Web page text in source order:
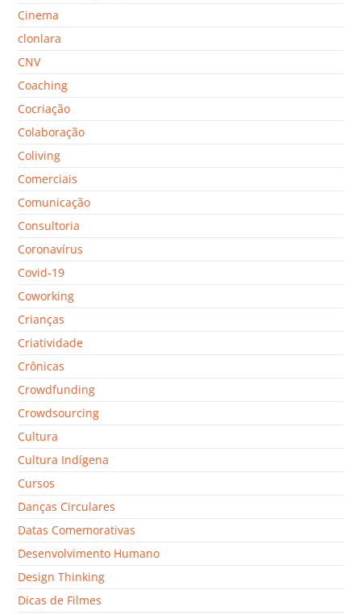
Cinema
clonlara
CNV
Coaching
Cocriação
Colaboração
Coliving
Comerciais
Comunicação
Consultoria
Coronavírus
Covid-19
Coworking
Crianças
Criatividade
Crônicas
Crowdfunding
Crowdsourcing
Cultura
Cultura Indígena
Cursos
Danças Circulares
Datas Comemorativas
Desenvolvimento Humano
Design Thinking
Dicas de Filmes